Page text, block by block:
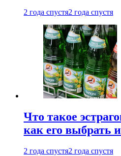
2 года спустя2 года спустя
Что такое
как его выбрать
2 года спустя2 года спустя